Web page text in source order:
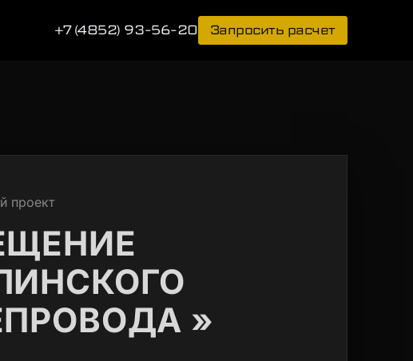
+7 (4852) 93-56-20 Запросить расчет
проект
»